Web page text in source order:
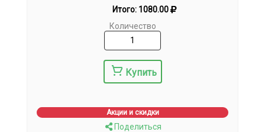
Итого: 1080.00
Количество
Купить
Акции и скидки
Поделиться